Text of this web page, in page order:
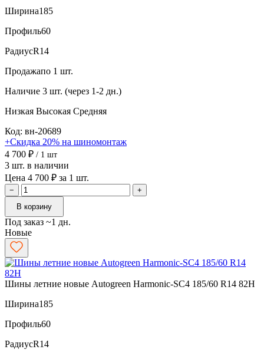
Ширина185
Профиль60
РадиусR14
Продажапо 1 шт.
Наличие 3 шт. (через 1-2 дн.)
Низкая Высокая Средняя
Код: вн-20689
+Скидка 20% на шиномонтаж
4 700 ₽ / 1 шт
3 шт. в наличии
Цена 4 700 ₽ за 1 шт.
−
+
В корзину
Под заказ ~1 дн.
Новые
Шины летние новые Autogreen Harmonic-SC4 185/60 R14 82H
Ширина185
Профиль60
РадиусR14